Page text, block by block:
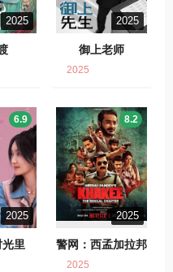
2025 2025
御上老师
2025
2025
光里
6.9
2025
警网：西孟加拉邦
8.2
2025